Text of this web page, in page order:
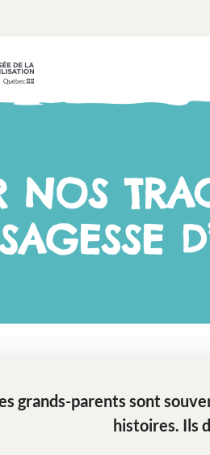
NOS
grands-parents sont
histoires. Ils